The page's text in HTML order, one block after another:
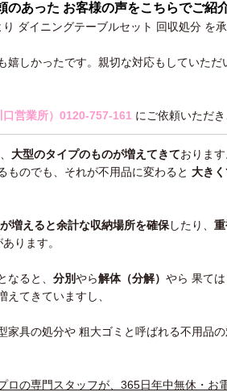
あった お客様の声をこちらでご紹
ダイニングテーブルセット 回収処分 を
嬉しかったです。親切な対応もしていただ
営業所） 0120-757-161 にご依頼いただ
大型のタイプのものが増えてきておりま
ものでも、それが不用品に変わると 大き
増えると余計な収納場所を確保したり、
ります。
なると、 分別やら解体（分解） やら 果ては
えてきていますし、
家具の処分や 粗大ゴミと呼ばれる不用品
ロの専門スタッフが、365日年中無休・お